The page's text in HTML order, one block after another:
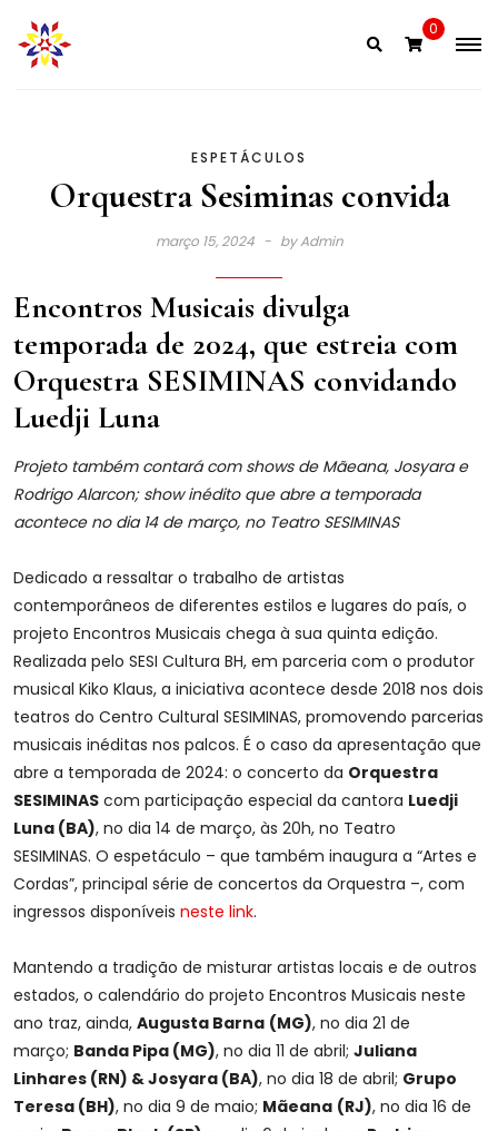
content
0
ESPETÁCULOS
Orquestra Sesiminas convida
março 15, 2024 byAdmin
Encontros Musicais divulga
temporada de 2024, que estreia com
Orquestra SESIMINAS convidando
Luedji Luna
Projeto também contará com shows de Mãeana, Josyara e
Rodrigo Alarcon; show inédito que abre a temporada
acontece no dia 14 de março, no Teatro SESIMINAS
Dedicado a ressaltar o trabalho de artistas
contemporâneos de diferentes estilos e lugares do país, o
projeto Encontros Musicais chega à sua quinta edição.
Realizada pelo SESI Cultura BH, em parceria com o produtor
musical Kiko Klaus, a iniciativa acontece desde 2018 nos dois
teatros do Centro Cultural SESIMINAS, promovendo parcerias
musicais inéditas nos palcos. É o caso da apresentação que
abre a temporada de 2024: o concerto da Orquestra
SESIMINAS com participação especial da cantora Luedji
Luna (BA), no dia 14 de março, às 20h, no Teatro
SESIMINAS. O espetáculo – que também inaugura a “Artes e
Cordas”, principal série de concertos da Orquestra –, com
ingressos disponíveis neste link.
Mantendo a tradição de misturar artistas locais e de outros
estados, o calendário do projeto Encontros Musicais neste
ano traz, ainda, Augusta Barna (MG), no dia 21 de
março; Banda Pipa (MG), no dia 11 de abril; Juliana
Linhares (RN) & Josyara (BA), no dia 18 de abril; Grupo
Teresa (BH), no dia 9 de maio; Mãeana (RJ), no dia 16 de